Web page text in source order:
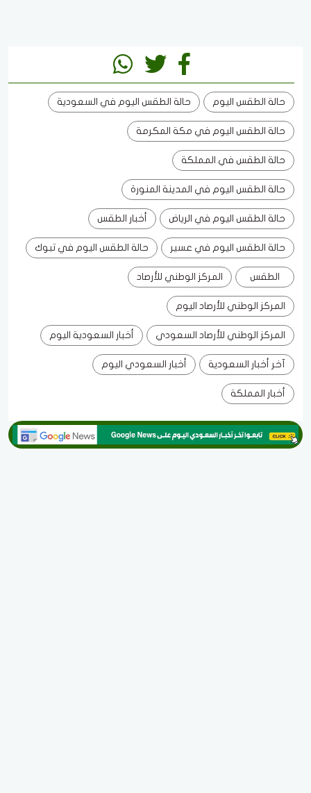
حالة الطقس اليوم حالة الطقس اليوم في السعودية
حالة الطقس اليوم في مكة المكرمة
حالة الطقس في المملكة
حالة الطقس اليوم في المدينة المنورة
حالة الطقس اليوم في الرياض أخبار الطقس
حالة الطقس اليوم في عسير حالة الطقس اليوم في تبوك
الطقس المركز الوطني للأرصاد
المركز الوطني للأرصاد اليوم
المركز الوطني للأرصاد السعودي أخبار السعودية اليوم
آخر أخبار السعودية أخبار السعودي اليوم
أخبار المملكة